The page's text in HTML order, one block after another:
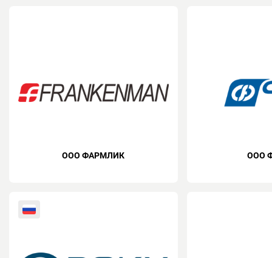
ООО ФАРМЛИК ООО